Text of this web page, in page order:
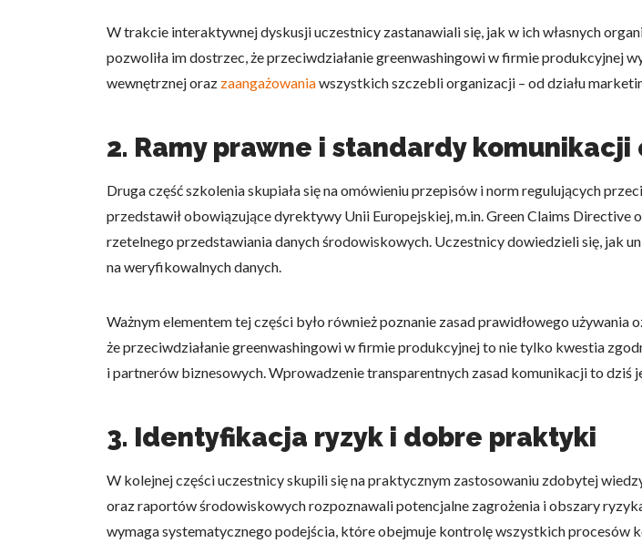
W trakcie interaktywnej dyskusji uczestnicy zastanawiali się, jak w ich własnych
pozwoliła im dostrzec, że przeciwdziałanie greenwashingowi w firmie produkcyjnej
wewnętrznej oraz zaangażowaniawszystkich szczebli organizacji – od działu
2. Ramy prawne i standardy
Druga część szkolenia skupiała się na omówieniu przepisów i norm regulujących
przedstawił obowiązujące dyrektywy Unii Europejskiej, m.in. Green Claims Directive
rzetelnego przedstawiania danych środowiskowych. Uczestnicy dowiedzieli się, jak
na weryfikowalnych danych.
Ważnym elementem tej części było również poznanie zasad prawidłowego
że przeciwdziałanie greenwashingowi w firmie produkcyjnej to nie tylko kwestia
i partnerów biznesowych. Wprowadzenie transparentnych zasad komunikacji to dziś
3. Identyfikacja ryzyk i dobre praktyki
W kolejnej części uczestnicy skupili się na praktycznym zastosowaniu zdobytej
oraz raportów środowiskowych rozpoznawali potencjalne zagrożenia i obszary
wymaga systematycznego podejścia, które obejmuje kontrolę wszystkich
Wykorzystujemy pliki cookie do spersonalizowania treści i reklam,
naszej witrynie. Informacje o tym, jak korzystasz z naszej witryny,
Niezbędne
np. preferowany język lub region, w którym znajduje się użytkownik.